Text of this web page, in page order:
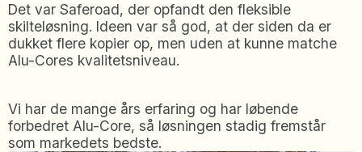
Det var Saferoad, der opfandt den fleksible
skilteløsning. Ideen var så god, at der siden da er
dukket flere kopier op, men uden at kunne matche
Alu-Cores kvalitetsniveau.
Vi har de mange års erfaring og har løbende
forbedret Alu-Core, så løsningen stadig fremstår
som markedets bedste.